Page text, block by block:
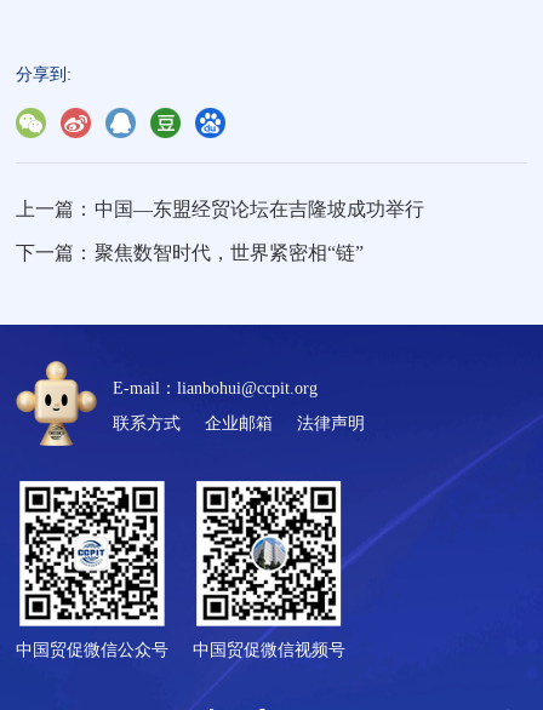
分享到:
上一篇： 中国—东盟经贸论坛在吉隆坡成功举行
下一篇： 聚焦数智时代，世界紧密相“链”
E-mail：lianbohui@ccpit.org
联系方式
企业邮箱 法律声明
中国贸促微信公众号 中国贸促微信视频号